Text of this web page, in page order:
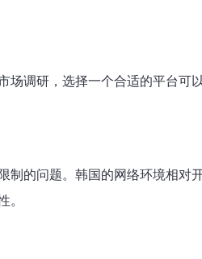
场调研，选择一个合适的平台可
制的问题。韩国的网络环境相对
。